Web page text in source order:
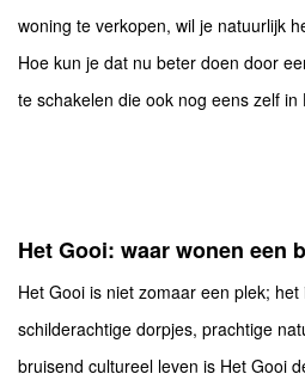
woning te verkopen, wil je natuurlijk
Hoe kun je dat nu beter doen door
te schakelen die ook nog eens zelf in
Het Gooi: waar wonen een
Het Gooi is niet zomaar een plek;
schilderachtige dorpjes, prachtige
bruisend cultureel leven is Het Gooi